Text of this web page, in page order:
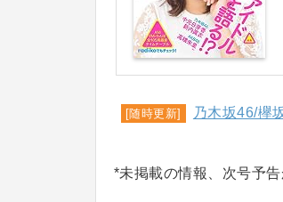
[随時更新] 乃木坂46/欅
*未掲載の情報、次号予